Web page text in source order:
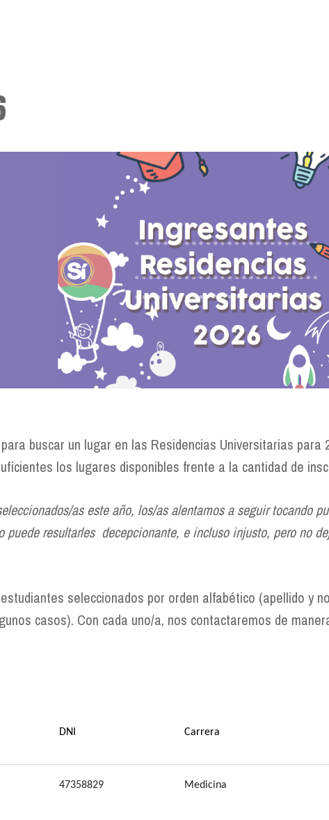
buscar un lugar en las Residencias Universitarias
los lugares disponibles frente a la cantidad de
as este año, los/as alentamos a seguir tocando
puede resultarles decepcionante, e incluso injusto, pero no
seleccionados por orden alfabético (apellido y
casos). Con cada uno/a, nos contactaremos de
DNI Carrera
47358829 Medicina